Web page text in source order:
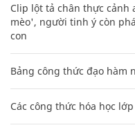
Clip lột tả chân thực
mèo', người tinh ý còn
con
Bảng công thức đạo hàm
Các công thức hóa học